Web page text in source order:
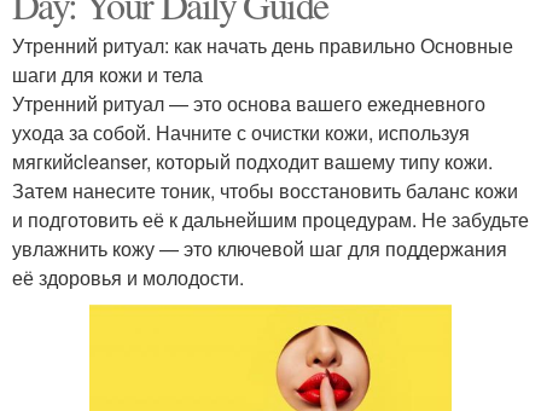
Утренний ритуал: как начать день правильно Основные
шаги для кожи и тела
Утренний ритуал — это основа вашего ежедневного
ухода за собой. Начните с очистки кожи, используя
мягкийcleanser, который подходит вашему типу кожи.
Затем нанесите тоник, чтобы восстановить баланс кожи
и подготовить её к дальнейшим процедурам. Не забудьте
увлажнить кожу — это ключевой шаг для поддержания
её здоровья и молодости.